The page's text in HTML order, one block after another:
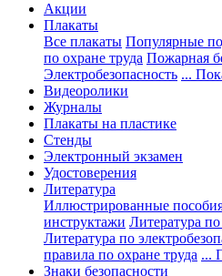
Акции
Плакаты
Все плакаты Популярные
по охране труда Пожарная
Электробезопасность ...
Видеоролики
Журналы
Плакаты на пластике
Стенды
Электронный экзамен
Удостоверения
Литература
Иллюстрированные
инструктажи Литература
Литература по
правила по охране труда ...
Знаки безопасности